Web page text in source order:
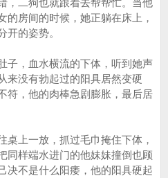
，二狗也就跟着去帮帮忙。当他
的房间的时候，她正躺在床上，
开的姿势。
，血水横流的下体，听到她声
来没有勃起过的阳具居然变硬
符，他的肉棒急剧膨胀，最后居
上一放，抓过毛巾掩住下体，
同样端水进门的他妹妹撞倒也顾
决不是什么阳痿，他的阳具硬起